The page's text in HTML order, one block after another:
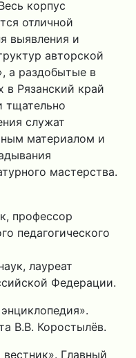
корпус
отличной
выявления и
авторской
а раздобытые в
в Рязанский край
тщательно
служат
материалом и
мастерства.
профессор
педагогического
лауреат
Федерации.
В.В. Коростылёв.
Главный